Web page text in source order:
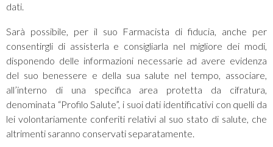
dati.
Sarà possibile, per il suo Farmacista di fiducia, anche per
consentirgli di assisterla e consigliarla nel migliore dei modi,
disponendo delle informazioni necessarie ad avere evidenza
del suo benessere e della sua salute nel tempo, associare,
all’interno di una specifica area protetta da cifratura,
denominata “Profilo Salute”, i suoi dati identificativi con quelli da
lei volontariamente conferiti relativi al suo stato di salute, che
altrimenti saranno conservati separatamente.